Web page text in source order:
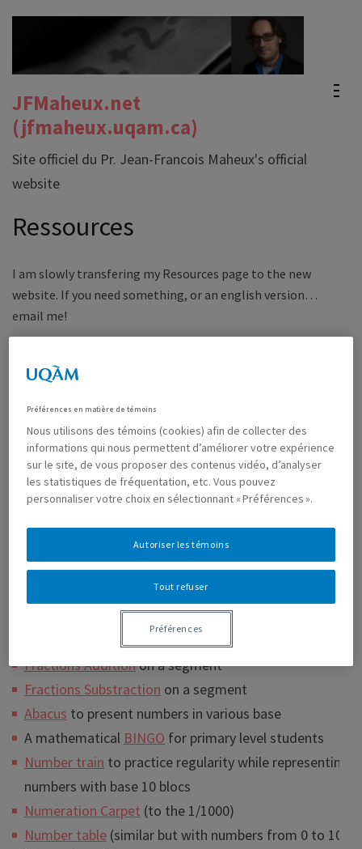
Enter)JFMaheux.net
(jfmaheux.uqam.ca)
Site officiel du Pr. Jean-Francois Maheux's official
website
Ressources
I am slowly transfering my Resources page to the new
website. If you need something, or an english version…
email me!
Number line(minimal, but functional!)
Multibase cubes representations(for illustration)
Base 10 Cubes(nothing special spécial)
Multiplication décimaux(orhere) a visualisation of
decimals multiplication
a broken/breakable claculator
Fractions Multiplicationto multiply fractions with
Fractions Additionon a segment
Fractions Substraction on a segment
Abacus to present numbers in various base
A mathematical BINGO for primary level students
Number train to practice regularity while representing
numbers with base 10 blocs
Numeration Carpet (to the 1/1000)
Number table (similar but with numbers from 0 to 10,
Préférences en matière de témoins
Nous utilisons des témoins (cookies) afin de collecter des
informations qui nous permettent d’améliorer votre expérience
sur le site, de vous proposer des contenus vidéo, d’analyser
les statistiques de fréquentation, etc. Vous pouvez
personnaliser votre choix en sélectionnant « Préférences ».
Tout refuser
Autoriser les témoins
Préférences